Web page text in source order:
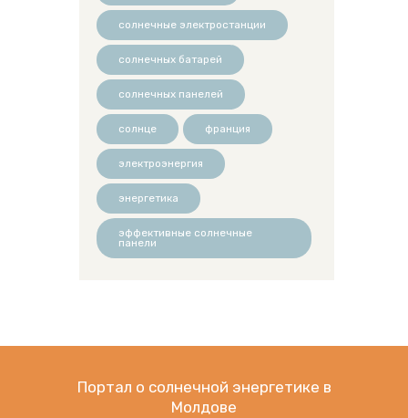
солнечные электростанции
солнечных батарей
солнечных панелей
солнце франция
электроэнергия
энергетика
эффективные солнечные
панели
Портал о солнечной энергетике в
Молдове